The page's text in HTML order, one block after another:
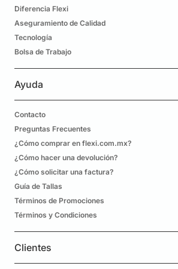
Diferencia Flexi
Aseguramiento de Calidad
Tecnología
Bolsa de Trabajo
Ayuda
Contacto
Preguntas Frecuentes
¿Cómo comprar en flexi.com.mx?
¿Cómo hacer una devolución?
¿Cómo solicitar una factura?
Guía de Tallas
Términos de Promociones
Términos y Condiciones
Clientes